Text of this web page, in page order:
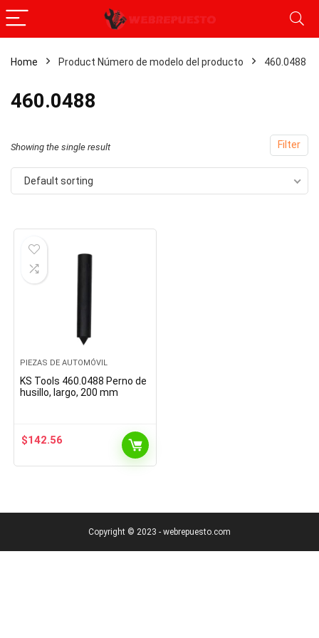
Home Product Número de modelo del producto ‎460.0488
‎460.0488
Filter
Showing the single result
Default sorting
PIEZAS DE AUTOMÓVIL
KS Tools 460.0488 Perno de
husillo, largo, 200 mm
$142.56
Copyright © 2023 - webrepuesto.com